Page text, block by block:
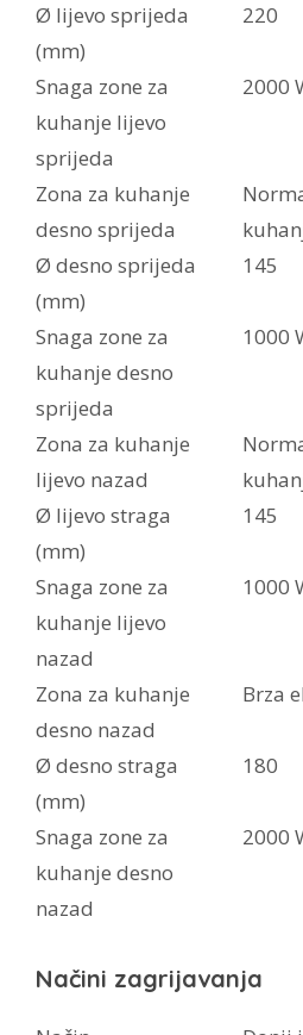
Ø lijevo sprijeda
(mm)
220
Snaga zone za
kuhanje lijevo
sprijeda
2000
Zona za kuhanje
desno sprijeda
Ø desno sprijeda
(mm)
145
Snaga zone za
kuhanje desno
sprijeda
1000
Zona za kuhanje
lijevo nazad
Ø lijevo straga
(mm)
145
Snaga zone za
kuhanje lijevo
nazad
1000
Zona za kuhanje
desno nazad
Brza
Ø desno straga
(mm)
180
Snaga zone za
kuhanje desno
nazad
2000
Načini zagrijavanja